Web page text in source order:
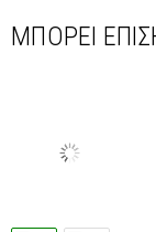
ΜΠΟΡΕΊ